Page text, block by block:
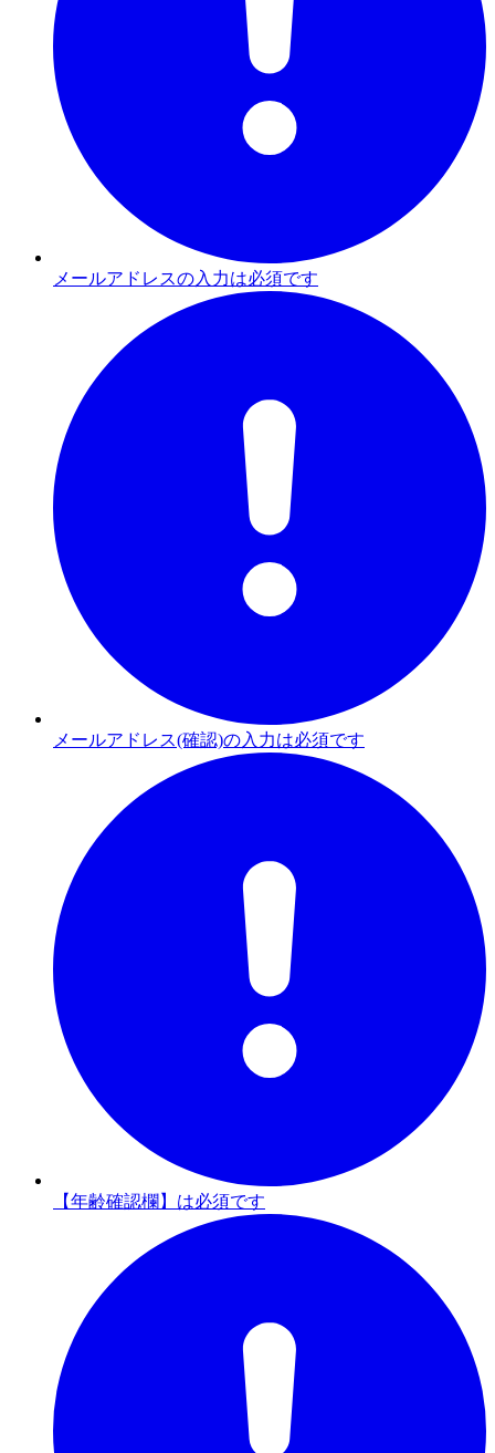
メールアドレスの入力は必須です
メールアドレス(確認)の入力は必須です
【年齢確認欄】は必須です